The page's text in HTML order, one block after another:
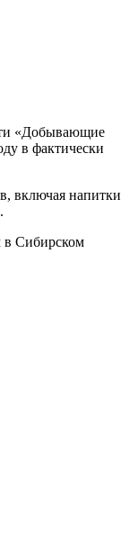
«Добывающие
в фактически
включая напитки
в Сибирском